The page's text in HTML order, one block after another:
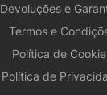
Devoluções e
Termos e
Política de
Política de